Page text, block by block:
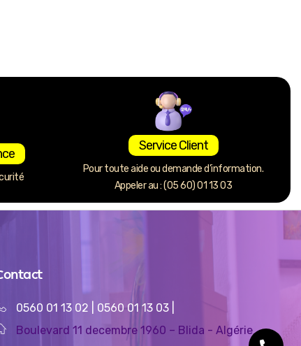
Service Client
Pour toute aide ou demande d’information.
Appeler au : (05 60) 01 13 03
0560 01 13 02 0560 01 13 03
Boulevard 11 decembre 1960 – Blida - Algérie